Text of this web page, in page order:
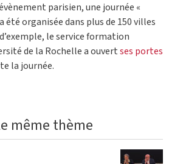
parisien, une journée «
été organisée dans plus de 150 villes
le service formation
de la Rochelle a ouvertses portes
la journée.
même thème